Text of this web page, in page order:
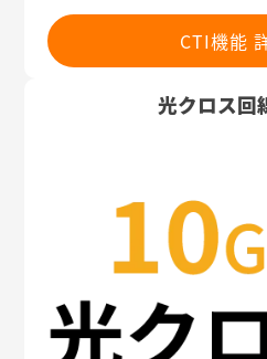
CTI機能
光クロス回